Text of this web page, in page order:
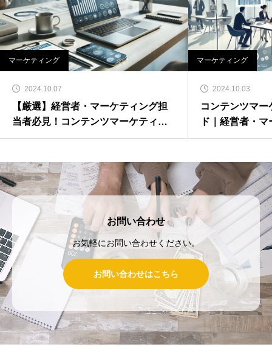
マーケティング
2024.10.07
【厳選】経営者・マーケティング担
当者必見！コンテンツマーケティン
グの成功事例と最新トレンド
マーケティング
2024.10.03
コンテンツマ
ド｜経営者・
き戦略・手法・
お問い合わせ
お気軽にお問い合わせください。
お問い合わせはこちら